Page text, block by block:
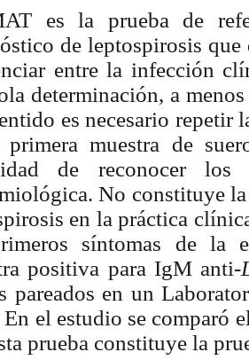
es la prueba de
de leptospirosis
entre la infección
determinación, a
es necesario repetir
muestra de
de reconocer
No constituye
en la práctica
síntomas de la
positiva para IgM anti-
pareados en un
el estudio se comparó
prueba constituye la